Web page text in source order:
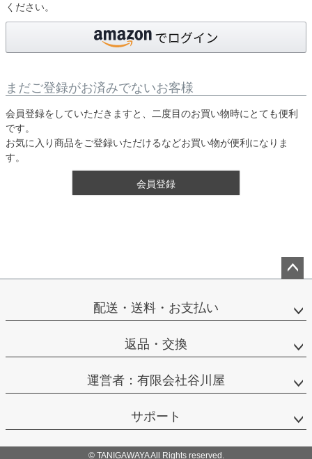
ください。
まだご登録がお済みでないお客様
会員登録をしていただきますと、二度目のお買い物時にとても便利
です。
お気に入り商品をご登録いただけるなどお買い物が便利になりま
す。
会員登録
ップ
配送・送料・お支払い
返品・交換
運営者：有限会社谷川屋
サポート
© TANIGAWAYA All Rights reserved.